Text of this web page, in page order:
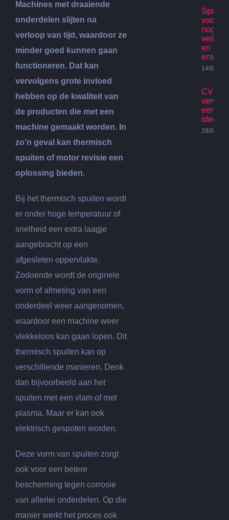
Machines met draaiende
onderdelen slijten na
verloop van tijd, waardoor ze
minder goed kunnen gaan
functioneren. Dat kan
vervolgens grote invloed
hebben op de kwaliteit van
de producten die met een
machine gemaakt worden. In
zo’n geval kan thermisch
spuiten of motor revisie een
oplossing bieden.
Bij het thermisch spuiten wordt
er onder hoge temperatuur of
snelheid een extra laagje
aangebracht op een
afgesleten oppervlakte.
Zodoende wordt de originele
vorm of afmeting van een
onderdeel weer aangenomen,
waardoor een machine weer
vlekkeloos kan gaan lopen. Dit
thermisch spuiten kan op
verschillende manieren. Denk
dan bijvoorbeeld aan het
spuiten met een vlam of met
plasma. Maar er kan ook
elektrisch gespoten worden.
Deze vorm van spuiten zorgt
ook voor een betere
bescherming tegen corrosie
van allerlei onderdelen. Op die
manier werkt het proces ook
voor
nog
veilig
en
14/07/
CV
een
idee?
28/06/